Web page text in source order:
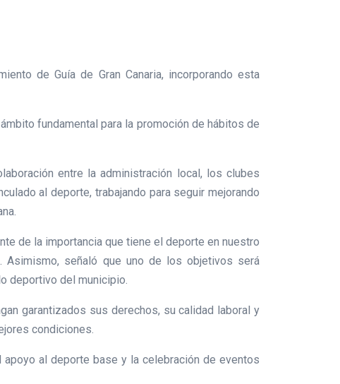
de Guía de Gran Canaria, incorporando esta
fundamental para la promoción de hábitos de
entre la administración local, los clubes
al deporte, trabajando para seguir mejorando
de la importancia que tiene el deporte en nuestro
Asimismo, señaló que uno de los objetivos será
deportivo del municipio.
garantizados sus derechos, su calidad laboral y
condiciones.
al deporte base y la celebración de eventos